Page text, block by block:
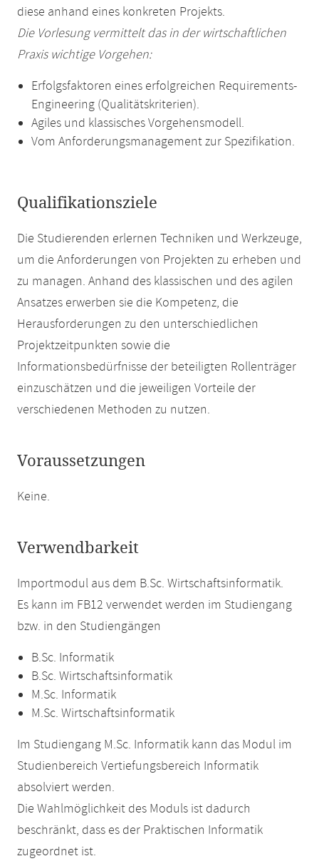
diese anhand eines konkreten Projekts.
Die Vorlesung vermittelt das in der wirtschaftlichen
Praxis wichtige Vorgehen:
Erfolgsfaktoren eines erfolgreichen Requirements-
Engineering (Qualitätskriterien).
Agiles und klassisches Vorgehensmodell.
Vom Anforderungsmanagement zur Spezifikation.
Qualifikationsziele
Die Studierenden erlernen Techniken und Werkzeuge,
um die Anforderungen von Projekten zu erheben und
zu managen. Anhand des klassischen und des agilen
Ansatzes erwerben sie die Kompetenz, die
Herausforderungen zu den unterschiedlichen
Projektzeitpunkten sowie die
Informationsbedürfnisse der beteiligten Rollenträger
einzuschätzen und die jeweiligen Vorteile der
verschiedenen Methoden zu nutzen.
Voraussetzungen
Keine.
Verwendbarkeit
Importmodul aus dem B.Sc. Wirtschaftsinformatik.
Es kann im FB12 verwendet werden im Studiengang
bzw. in den Studiengängen
B.Sc. Informatik
B.Sc. Wirtschaftsinformatik
M.Sc. Informatik
M.Sc. Wirtschaftsinformatik
Im Studiengang M.Sc. Informatik kann das Modul im
Studienbereich Vertiefungsbereich Informatik
absolviert werden.
Die Wahlmöglichkeit des Moduls ist dadurch
beschränkt, dass es der Praktischen Informatik
zugeordnet ist.